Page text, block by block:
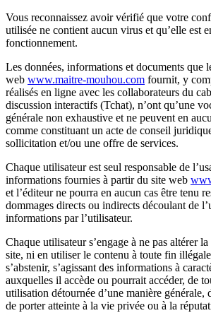
Vous reconnaissez avoir vérifié que votre
utilisée ne contient aucun virus et qu’elle est
fonctionnement.
Les données, informations et documents que
web www.maitre-mouhou.com fournit, y
réalisés en ligne avec les collaborateurs du
discussion interactifs (Tchat), n’ont qu’une
générale non exhaustive et ne peuvent en
comme constituant un acte de conseil
sollicitation et/ou une offre de services.
Chaque utilisateur est seul responsable de
informations fournies à partir du site web
et l’éditeur ne pourra en aucun cas être tenu
dommages directs ou indirects découlant de
informations par l’utilisateur.
Chaque utilisateur s’engage à ne pas altérer
site, ni en utiliser le contenu à toute fin
s’abstenir, s’agissant des informations à
auxquelles il accède ou pourrait accéder, de
utilisation détournée d’une manière générale,
de porter atteinte à la vie privée ou à la